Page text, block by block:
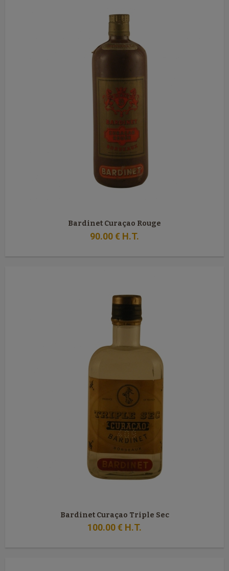
Bardinet Curaçao Rouge
90.00€ H.T.
Bardinet Curaçao Triple Sec
100.00€ H.T.